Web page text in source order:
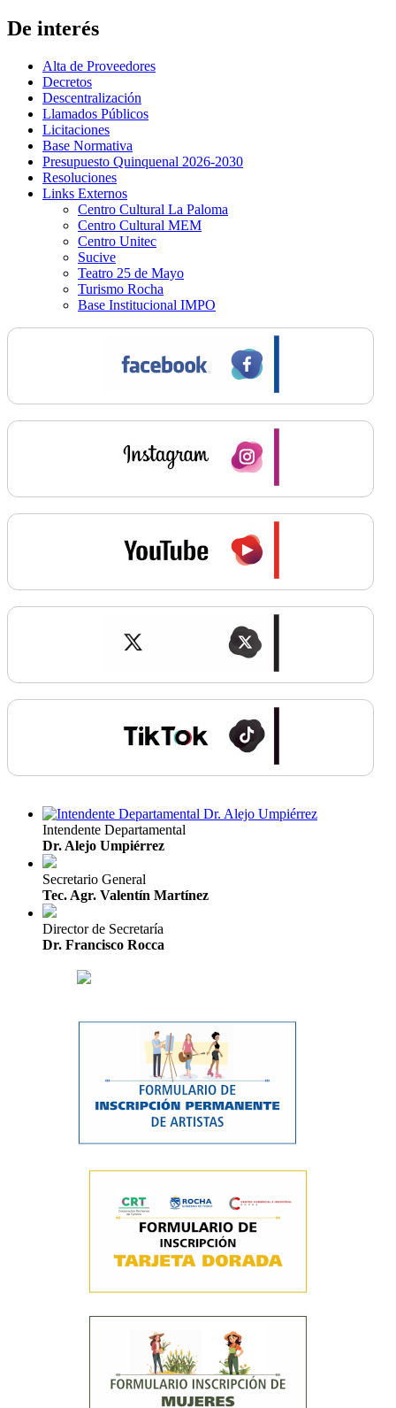
De interés
Alta de Proveedores
Decretos
Descentralización
Llamados Públicos
Licitaciones
Base Normativa
Presupuesto Quinquenal 2026-2030
Resoluciones
Links Externos
Centro Cultural La Paloma
Centro Cultural MEM
Centro Unitec
Sucive
Teatro 25 de Mayo
Turismo Rocha
Base Institucional IMPO
Intendente Departamental
Dr. Alejo Umpiérrez
Secretario General
Tec. Agr. Valentín Martínez
Director de Secretaría
Dr. Francisco Rocca